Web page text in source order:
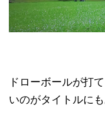
ドローボールが打
いのがタイトルに